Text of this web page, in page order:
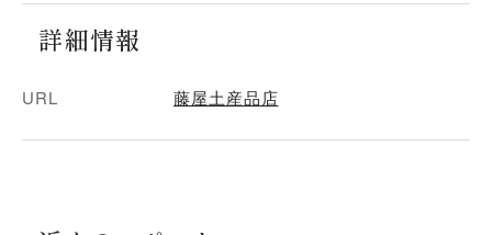
詳細情報
URL 藤屋土産品店